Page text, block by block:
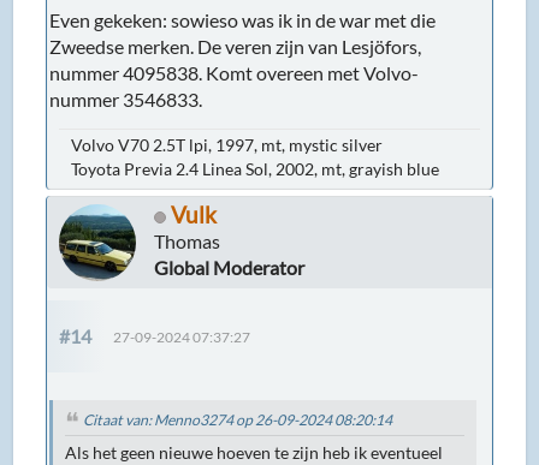
Even gekeken: sowieso was ik in de war met die
Zweedse merken. De veren zijn van Lesjöfors,
nummer 4095838. Komt overeen met Volvo-
nummer 3546833.
Volvo V70 2.5T lpi, 1997, mt, mystic silver
Toyota Previa 2.4 Linea Sol, 2002, mt, grayish blue
Vulk
Thomas
Global Moderator
#14 27-09-2024 07:37:27
Citaat van: Menno3274 op 26-09-2024 08:20:14
Als het geen nieuwe hoeven te zijn heb ik eventueel